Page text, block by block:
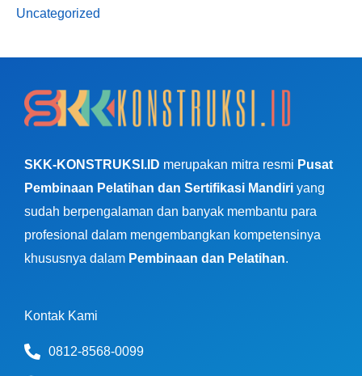
Uncategorized
SKK-KONSTRUKSI.ID merupakan mitra resmi Pusat
Pembinaan Pelatihan dan Sertifikasi Mandiri yang
sudah berpengalaman dan banyak membantu para
profesional dalam mengembangkan kompetensinya
khususnya dalam Pembinaan dan Pelatihan.
Kontak Kami
0812-8568-0099